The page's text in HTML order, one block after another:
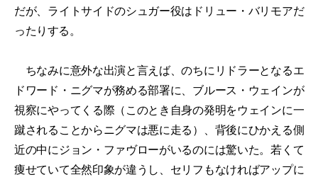
だが、ライトサイドのシュガー役はドリュー・バリモアだ
ったりする。
ちなみに意外な出演と言えば、のちにリドラーとなるエ
ドワード・ニグマが務める部署に、ブルース・ウェインが
視察にやってくる際（このとき自身の発明をウェインに一
蹴されることからニグマは悪に走る）、背後にひかえる側
近の中にジョン・ファヴローがいるのには驚いた。若くて
痩せていて全然印象が違うし、セリフもなければアップに